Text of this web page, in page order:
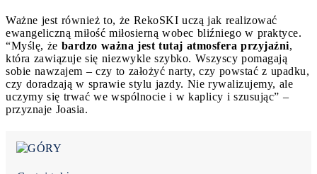
Ważne jest również to, że RekoSKI uczą jak realizować
ewangeliczną miłość miłosierną wobec bliźniego w praktyce.
“Myślę, że bardzo ważna jest tutaj atmosfera przyjaźni,
która zawiązuje się niezwykle szybko. Wszyscy pomagają
sobie nawzajem – czy to założyć narty, czy powstać z upadku,
czy doradzają w sprawie stylu jazdy. Nie rywalizujemy, ale
uczymy się trwać we wspólnocie i w kaplicy i szusując” –
przyznaje Joasia.